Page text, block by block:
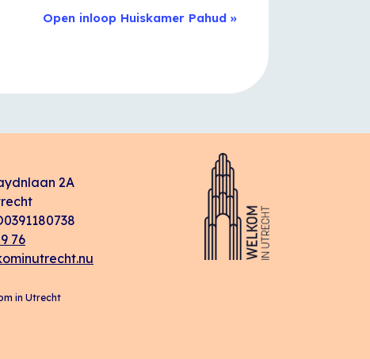
Open inloop Huiskamer Pahud »
2A
76
in Utrecht